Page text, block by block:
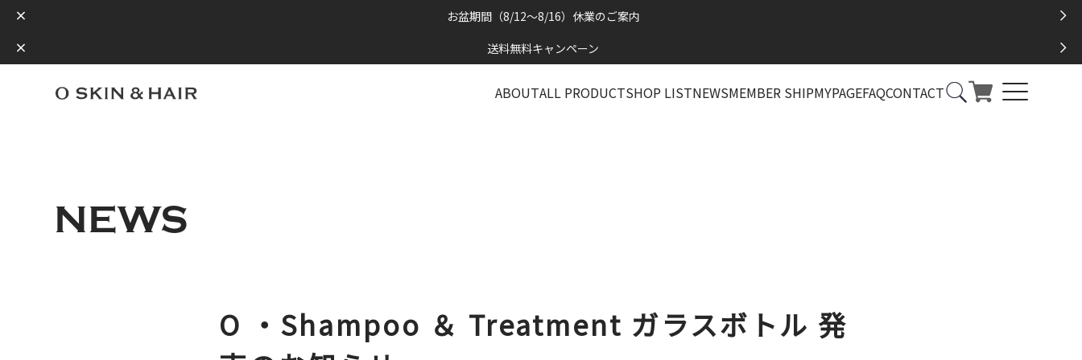
お盆期間（8/12～8/16）休業のご案内
送料無料キャンペーン
ABOUTALL PRODUCTSHOP LISTNEWSMEMBER SHIPMYPAGEFAQCONTACT
NEWS
O ・Shampoo ＆ Treatment ガラスボトル 発